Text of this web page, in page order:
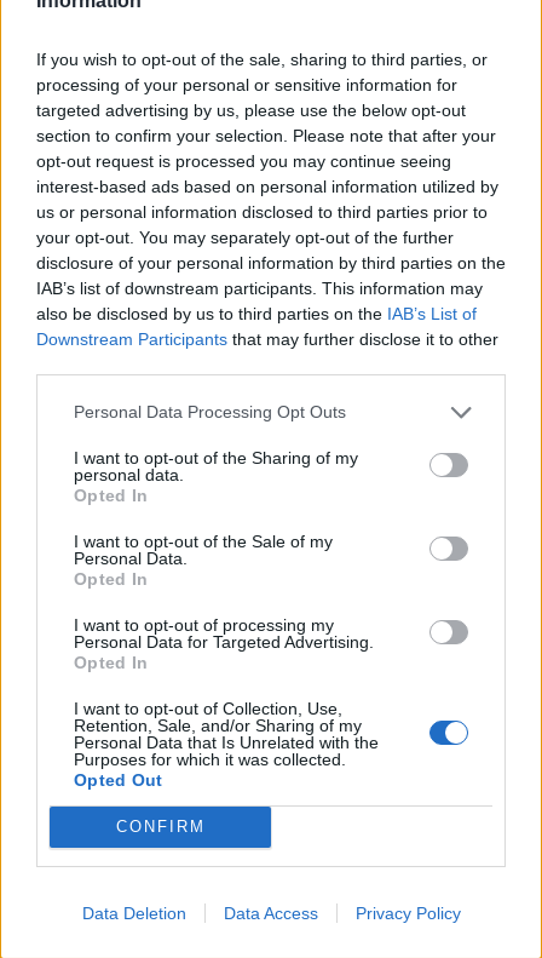
If you wish to opt-out of the sale, sharing to third parties, or
processing of your personal or sensitive information for
targeted advertising by us, please use the below opt-out
section to confirm your selection. Please note that after your
opt-out request is processed you may continue seeing
interest-based ads based on personal information utilized by
us or personal information disclosed to third parties prior to
your opt-out. You may separately opt-out of the further
disclosure of your personal information by third parties on the
IAB’s list of downstream participants. This information may
also be disclosed by us to third parties on the IAB’s List of
Downstream Participants that may further disclose it to other
Personal Data Processing Opt Outs
I want to opt-out of the Sharing of my
personal data.
Opted In
I want to opt-out of the Sale of my
Personal Data.
Opted In
I want to opt-out of processing my
Personal Data for Targeted Advertising.
Opted In
I want to opt-out of Collection, Use,
Retention, Sale, and/or Sharing of my
Personal Data that Is Unrelated with the
Purposes for which it was collected.
Opted Out
CONFIRM
Data Deletion Data Access Privacy Policy
Classic Mantra
Riepilogo stagione
Titolare 29 - 76
Entrato 8 - 21%
Squalificato 0 - 0%
Infortunato 0 - 0%
Scarica riepilogo
stagionale
EMP 0-1 VER
MON 2-0
0-2 JUV